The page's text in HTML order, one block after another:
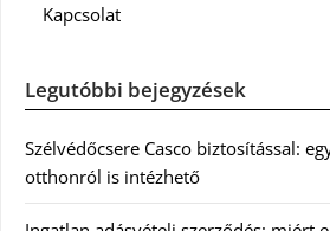
Kapcsolat
Legutóbbi bejegyzések
Szélvédőcsere Casco biztosítással:
otthonról is intézhető